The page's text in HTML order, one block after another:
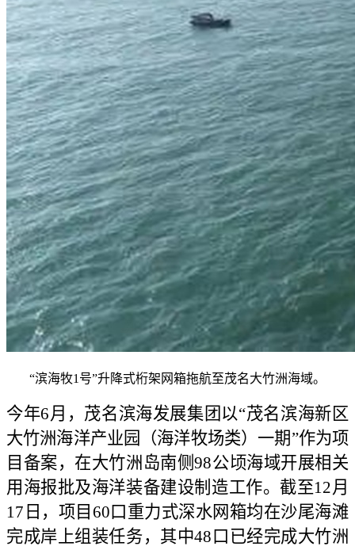
“滨海牧1号”升降式桁架网箱拖航至茂名大竹洲海域。
今年6月，茂名滨海发展集团以“茂名滨海新区
大竹洲海洋产业园（海洋牧场类）一期”作为项
目备案，在大竹洲岛南侧98公顷海域开展相关
用海报批及海洋装备建设制造工作。截至12月
17日，项目60口重力式深水网箱均在沙尾海滩
完成岸上组装任务，其中48口已经完成大竹洲